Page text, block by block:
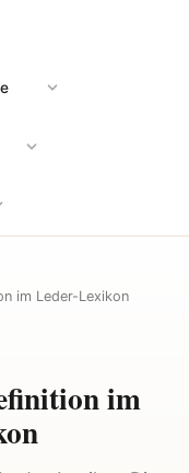
im Leder-Lexikon
im